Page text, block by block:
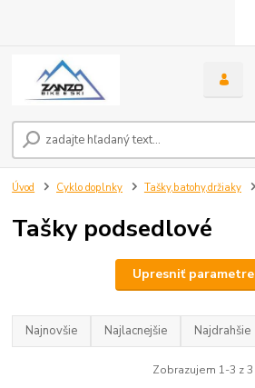
Úvod Cyklo doplnky Tašky,batohy,držiaky
Tašky podsedlové
Upresniť parametre
Najnovšie Najlacnejšie Najdrahšie
Zobrazujem 1-3 z 3